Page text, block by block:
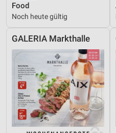
Food
Noch heute gültig
GALERIA Markthalle
Notwendig
Funktional
Werbung